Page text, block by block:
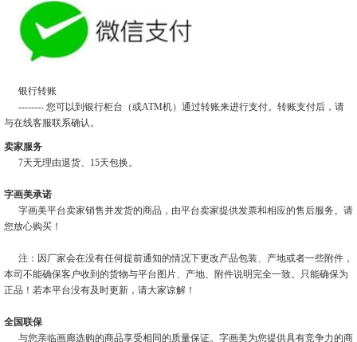
银行转账
-------- 您可以到银行柜台（或ATM机）通过转账来进行支付。转账支付后，请
与在线客服联系确认。
卖家服务
7天无理由退货、15天包换。
字画美承诺
字画美平台卖家销售并发货的商品，由平台卖家提供发票和相应的售后服务。请
您放心购买！
注：因厂家会在没有任何提前通知的情况下更改产品包装、产地或者一些附件，
本司不能确保客户收到的货物与平台图片、产地、附件说明完全一致。只能确保为
正品！若本平台没有及时更新，请大家谅解！
全国联保
与您亲临画廊选购的商品享受相同的质量保证。字画美为您提供具有竞争力的商